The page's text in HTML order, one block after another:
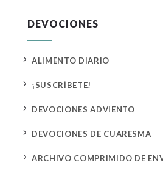
DEVOCIONES
5 ALIMENTO DIARIO
5 ¡SUSCRÍBETE!
5 DEVOCIONES ADVIENTO
5 DEVOCIONES DE CUARESMA
5 ARCHIVO COMPRIMIDO DE